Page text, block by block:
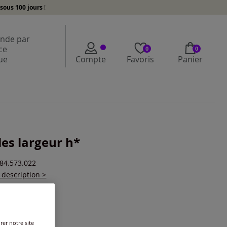
sous 100 jours !
par
Compte
0
Favoris
0
Panier
largeur h*
description >
notre site